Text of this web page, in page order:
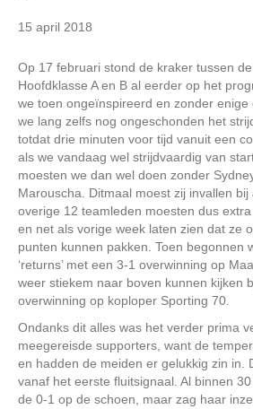
15 april 2018
Op 17 februari stond de kraker tussen
Hoofdklasse A en B al eerder op het
we toen ongeïnspireerd en zonder enige
we lang zelfs nog ongeschonden het
totdat drie minuten voor tijd vanuit een
als we vandaag wel strijdvaardig van
moesten we dan wel doen zonder
Marouscha. Ditmaal moest zij invallen
overige 12 teamleden moesten dus
en net als vorige week laten zien dat ze
punten kunnen pakken. Toen begonnen
‘returns’ met een 3-1 overwinning op
weer stiekem naar boven kunnen kijken
overwinning op koploper Sporting 70.
Ondanks dit alles was het verder prima
meegereisde supporters, want de
en hadden de meiden er gelukkig zin in.
vanaf het eerste fluitsignaal. Al binnen
de 0-1 op de schoen, maar zag haar